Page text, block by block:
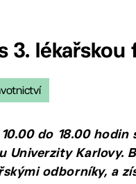
3. lékařskou
do 18.00
Univerzity Karlovy.
odborníky, a